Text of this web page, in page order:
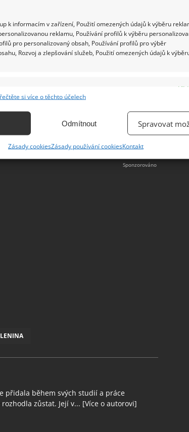
k informacím v zařízení, Použití omezených údajů k výběru
reklamu, Používání profilů k výběru
pro personalizovaný obsah, Používání profilů pro výběr
Rozvoj a zlepšování služeb, Použití omezených údajů k
základě automaticky přenášených informací.
informací.
si více o těchto účelech
Odmítnout Spravovat
Zásady cookiesZásady používání cookiesKontakt
zasadit cibuli. Odřízněte její horní
těsně k sobě. Pak je zasypte pilinami a
by měly být vlhké a nezapomeňte je
palmu“. Optimální teplota pro
láhev na parapet nebo na balkón.
si vlastní cibuli a zároveň si
přidala během svých studií a práce
zůstat. Její v... [Více o autorovi]